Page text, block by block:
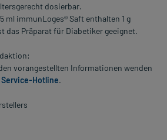
dosierbar.
ml immunLoges® Saft enthalten 1 g
das Präparat für Diabetiker geeignet.
vorangestellten Informationen wenden
Service-Hotline.